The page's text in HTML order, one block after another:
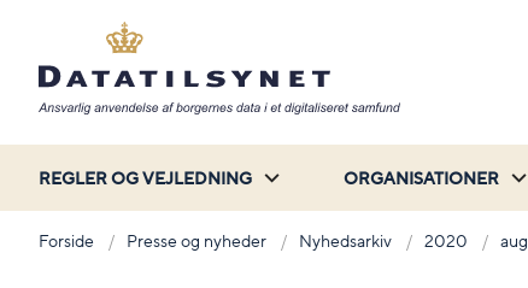
REGLER OG VEJLEDNING ORGANISATIONER
Forside Presse og nyheder Nyhedsarkiv 2020 aug